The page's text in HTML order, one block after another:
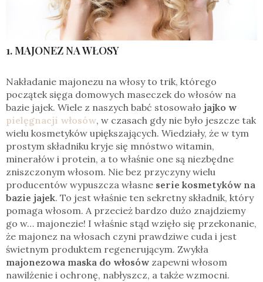
1. MAJONEZ NA WŁOSY
Nakładanie majonezu na włosy to trik, którego
początek sięga domowych maseczek do włosów na
bazie jajek. Wiele z naszych babć stosowało jajko w
pielęgnacji włosów, w czasach gdy nie było jeszcze tak
wielu kosmetyków upiększających. Wiedziały, że w tym
prostym składniku kryje się mnóstwo witamin,
minerałów i protein, a to właśnie one są niezbędne
zniszczonym włosom. Nie bez przyczyny wielu
producentów wypuszcza własne serie kosmetyków na
bazie jajek. To jest właśnie ten sekretny składnik, który
pomaga włosom. A przecież bardzo dużo znajdziemy
go w… majonezie! I właśnie stąd wzięło się przekonanie,
że majonez na włosach czyni prawdziwe cuda i jest
świetnym produktem regenerującym. Zwykła
majonezowa maska do włosów zapewni włosom
nawilżenie i ochronę, nabłyszcz, a także wzmocni.